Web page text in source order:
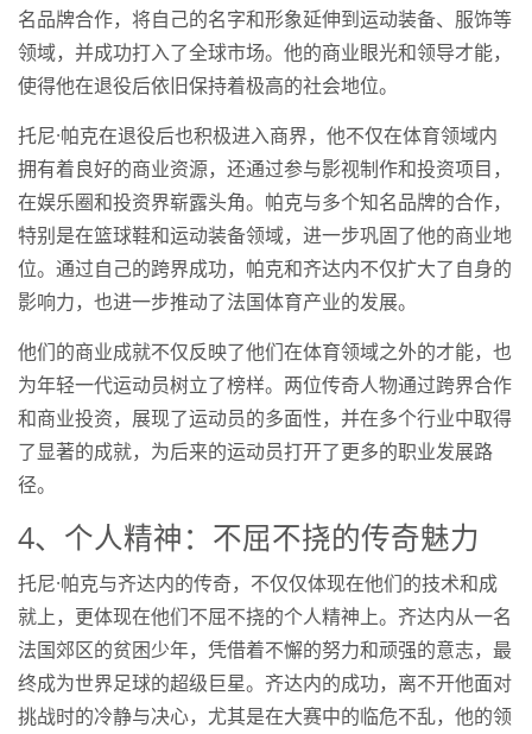
名品牌合作，将自己的名字和形象延伸到运动装备、服饰等
领域，并成功打入了全球市场。他的商业眼光和领导才能，
使得他在退役后依旧保持着极高的社会地位。
托尼·帕克在退役后也积极进入商界，他不仅在体育领域内
拥有着良好的商业资源，还通过参与影视制作和投资项目，
在娱乐圈和投资界崭露头角。帕克与多个知名品牌的合作，
特别是在篮球鞋和运动装备领域，进一步巩固了他的商业地
位。通过自己的跨界成功，帕克和齐达内不仅扩大了自身的
影响力，也进一步推动了法国体育产业的发展。
他们的商业成就不仅反映了他们在体育领域之外的才能，也
为年轻一代运动员树立了榜样。两位传奇人物通过跨界合作
和商业投资，展现了运动员的多面性，并在多个行业中取得
了显著的成就，为后来的运动员打开了更多的职业发展路
径。
4、个人精神：不屈不挠的传奇魅力
托尼·帕克与齐达内的传奇，不仅仅体现在他们的技术和成
就上，更体现在他们不屈不挠的个人精神上。齐达内从一名
法国郊区的贫困少年，凭借着不懈的努力和顽强的意志，最
终成为世界足球的超级巨星。齐达内的成功，离不开他面对
挑战时的冷静与决心，尤其是在大赛中的临危不乱，他的领